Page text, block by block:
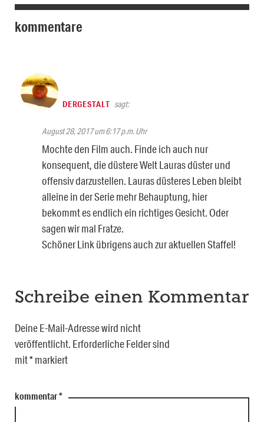
kommentare
DERGESTALT sagt:
August 28, 2017 um 6:17 p.m. Uhr
Mochte den Film auch. Finde ich auch nur
konsequent, die düstere Welt Lauras düster und
offensiv darzustellen. Lauras düsteres Leben bleibt
alleine in der Serie mehr Behauptung, hier
bekommt es endlich ein richtiges Gesicht. Oder
sagen wir mal Fratze.
Schöner Link übrigens auch zur aktuellen Staffel!
Schreibe einen Kommentar
Deine E-Mail-Adresse wird nicht
veröffentlicht. Erforderliche Felder sind
mit*markiert
kommentar*